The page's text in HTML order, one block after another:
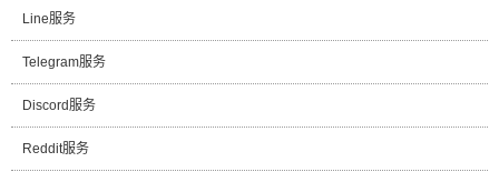
Line服务
Telegram服务
Discord服务
Reddit服务